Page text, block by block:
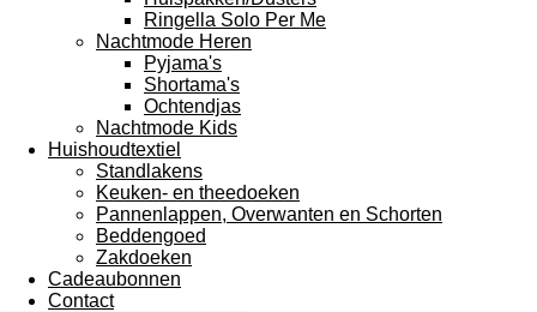
Ringella Solo Per Me
Nachtmode Heren
Pyjama's
Shortama's
Ochtendjas
Nachtmode Kids
Huishoudtextiel
Standlakens
Keuken- en theedoeken
Pannenlappen, Overwanten en Schorten
Beddengoed
Zakdoeken
Cadeaubonnen
Contact